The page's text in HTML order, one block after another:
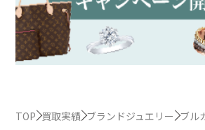
TOP 買取実績 ブランドジュエリー ブル